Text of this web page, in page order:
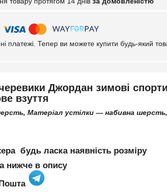
платежі. Тепер ви можете купити будь-який
Джордан зимові
взуття
Матеріал устілки — набивна шерсть,
будь ласка наявність розміру
нижче в опису